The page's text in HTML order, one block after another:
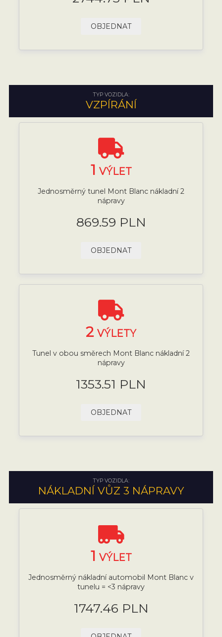
OBJEDNAT
TYP VOZIDLA:
VZPÍRÁNÍ
1 VÝLET
Jednosměrný tunel Mont Blanc nákladní 2
nápravy
869.59 PLN
OBJEDNAT
2 VÝLETY
Tunel v obou směrech Mont Blanc nákladní 2
nápravy
1353.51 PLN
OBJEDNAT
TYP VOZIDLA:
NÁKLADNÍ VŮZ 3 NÁPRAVY
1 VÝLET
Jednosměrný nákladní automobil Mont Blanc v
tunelu = <3 nápravy
1747.46 PLN